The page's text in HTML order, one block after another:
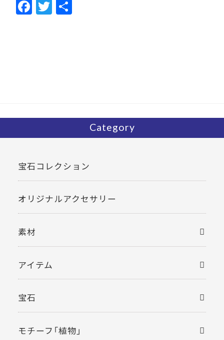
F
ac
T
w
Category
宝石コレクション
オリジナルアクセサリー
素材
アイテム
宝石
モチーフ「植物」